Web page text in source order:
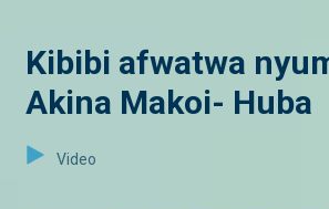
Kibibi afwatwa
Akina Makoi- Huba
Video